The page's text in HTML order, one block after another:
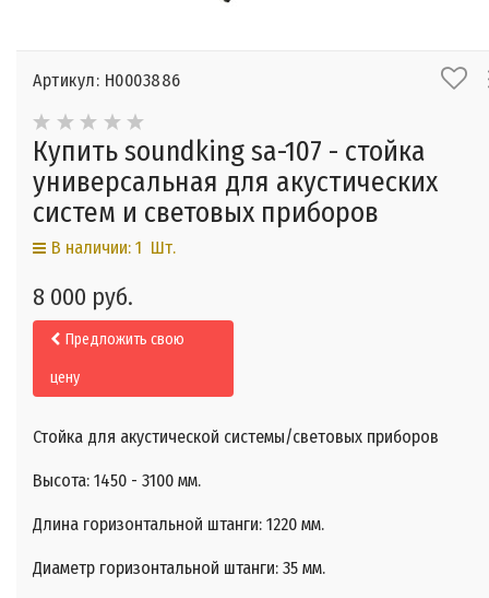
Артикул: Н0003886
Купить soundking sa-107 - стойка
универсальная для акустических
систем и световых приборов
В наличии: 1 Шт.
8 000 руб.
Предложить свою
цену
Стойка для акустической системы/световых приборов
Высота: 1450 - 3100 мм.
Длина горизонтальной штанги: 1220 мм.
Диаметр горизонтальной штанги: 35 мм.